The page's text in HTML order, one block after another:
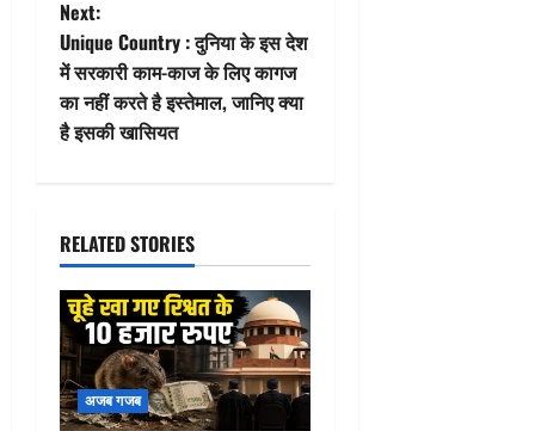
t
n
a
i
g
a
t
Next:
Unique Country : दुनिया के इस देश
में सरकारी काम-काज के लिए कागज
का नहीं करते है इस्तेमाल, जानिए क्या
है इसकी खासियत
RELATED STORIES
अजब गजब